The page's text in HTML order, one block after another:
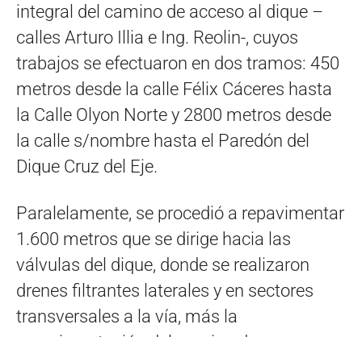
integral del camino de acceso al dique –
calles Arturo Illia e Ing. Reolin-, cuyos
trabajos se efectuaron en dos tramos: 450
metros desde la calle Félix Cáceres hasta
la Calle Olyon Norte y 2800 metros desde
la calle s/nombre hasta el Paredón del
Dique Cruz del Eje.
Paralelamente, se procedió a repavimentar
1.600 metros que se dirige hacia las
válvulas del dique, donde se realizaron
drenes filtrantes laterales y en sectores
transversales a la vía, más la